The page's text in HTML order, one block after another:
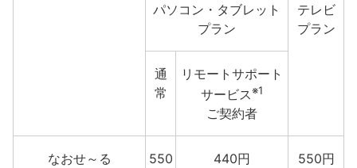
パソコン・タブレット
プラン
テレビ
プラン
通
常
リモートサポート
サービス※1
ご契約者
なおせ～る
550
440円 550円